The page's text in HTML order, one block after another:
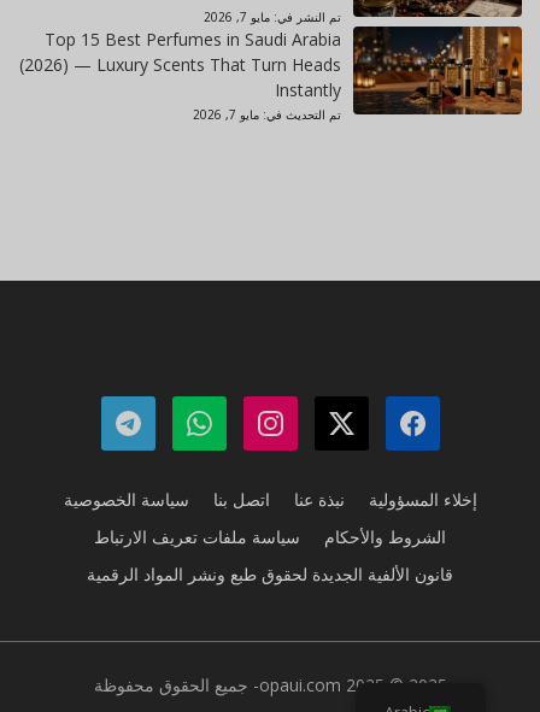
تم النشر في: مايو 7, 2026
Top 15 Best Perfumes in Saudi Arabia
(2026) — Luxury Scents That Turn Heads
Instantly
تم التحديث في: مايو 7, 2026
إخلاء المسؤولية نبذة عنا اتصل بنا
سياسة الخصوصية
الشروط والأحكام
سياسة ملفات تعريف الارتباط
قانون الألفية الجديدة لحقوق طبع ونشر المواد الرقمية
2025 © 2025 opaui.com- جميع الحقوق محفوظة